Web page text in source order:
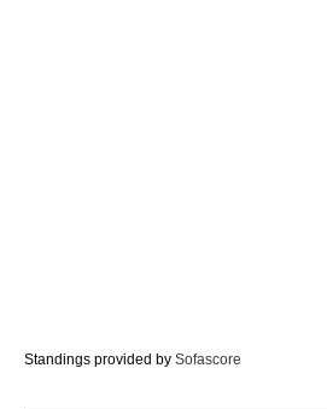
Standings provided by Sofascore